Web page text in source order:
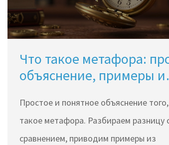
Что такое метафора:
объяснение, примеры и
Простое и понятное объяснение
такое метафора. Разбираем разницу
сравнением, приводим примеры из